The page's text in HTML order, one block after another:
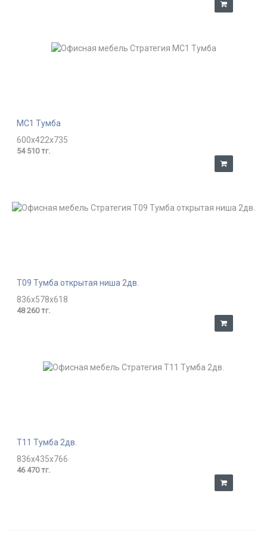
MC1 Тумба
600x422x735
54 510 тг.
T09 Тумба открытая ниша 2дв.
836x578x618
48 260 тг.
T11 Тумба 2дв.
836x435x766
46 470 тг.